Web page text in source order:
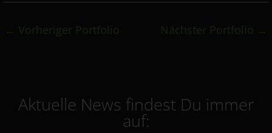
← Vorheriger Portfolio Nächster Portfolio →
Aktuelle News findest Du immer
auf: